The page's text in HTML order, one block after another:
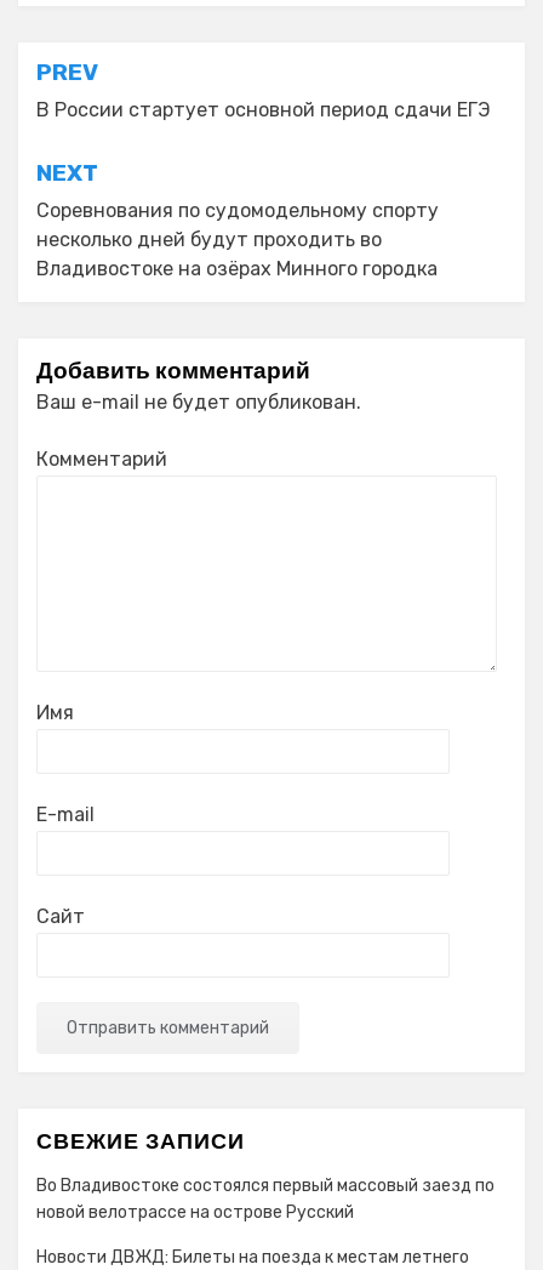
Навигация
по
записям
PREV
В России стартует основной период сдачи ЕГЭ
NEXT
Соревнования по судомодельному спорту
несколько дней будут проходить во
Владивостоке на озёрах Минного городка
Добавить комментарий
Ваш e-mail не будет опубликован.
Комментарий
Имя
E-mail
Сайт
СВЕЖИЕ ЗАПИСИ
Во Владивостоке состоялся первый массовый заезд по
новой велотрассе на острове Русский
Новости ДВЖД: Билеты на поезда к местам летнего